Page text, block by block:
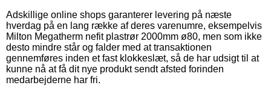
Adskillige online shops garanterer levering på næste
hverdag på en lang række af deres varenumre, eksempelvis
Milton Megatherm nefit plastrør 2000mm ø80, men som ikke
desto mindre står og falder med at transaktionen
gennemføres inden et fast klokkeslæt, så de har udsigt til at
kunne nå at få dit nye produkt sendt afsted forinden
medarbejderne har fri.